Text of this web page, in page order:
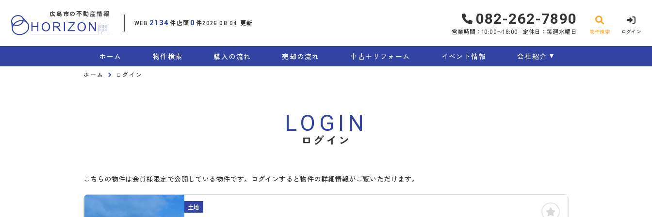
WEB 2134 件店頭 0 件2026.08.04 更新
広島市の不動産情報 082-262-7890
営業時間：10:00〜18:00 定休日：毎週水曜日 物件検索 ログイン
ホーム 物件検索 購入の流れ 売却の流れ 中古＋リフォーム イベント情報 会社紹介
ホーム ログイン
LOGIN
ログイン
こちらの物件は会員様限定で公開している物件です。ログインすると物件の詳細情報がご覧いただけます。
土地